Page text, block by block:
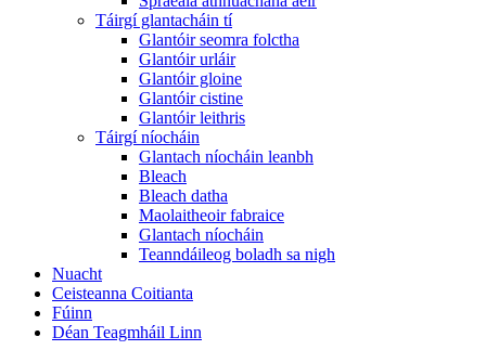
Táirgí glantacháin tí
Glantóir seomra folctha
Glantóir urláir
Glantóir gloine
Glantóir cistine
Glantóir leithris
Táirgí níocháin
Glantach níocháin leanbh
Bleach
Bleach datha
Maolaitheoir fabraice
Glantach níocháin
Teanndáileog boladh sa nigh
Nuacht
Ceisteanna Coitianta
Fúinn
Déan Teagmháil Linn